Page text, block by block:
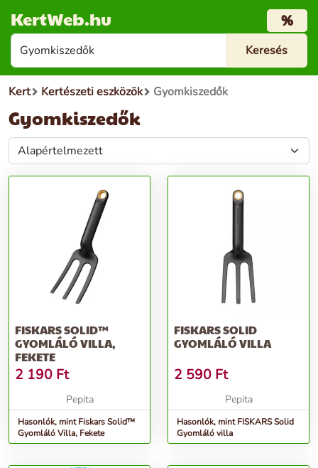
KertWeb.hu %
Kert Kertészeti eszközök Gyomkiszedők
Gyomkiszedők
FISKARS SOLID™
GYOMLÁLÓ VILLA,
FEKETE
2 190 Ft
Pepita
Hasonlók, mint Fiskars Solid™
Gyomláló Villa, Fekete
FISKARS SOLID
GYOMLÁLÓ VILLA
2 590 Ft
Pepita
Hasonlók, mint FISKARS Solid
Gyomláló villa